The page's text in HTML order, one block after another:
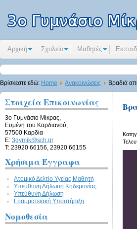
Αρχική Σχολείο Μαθητές
Βρίσκεστε εδώ: Home Ανακοινώσεις Βραδιά
Στοιχεία Επικοινωνίας
3ο Γυμνάσιο Μίκρας,
Ευμένη του Καρδιανού,
57500 Καρδία
E: 3gymik@sch.gr
Τ: 23920 66156, 23920 66155
Χρήσιμα Έγγραφα
Ατομικό Δελτίο Υγείας Μαθητή
Υπεύθυνη Δήλωση Kηδεμονίας
Υπεύθυνη Δήλωση
Γραμματειακή Υποστήριξη
Νομοθεσία